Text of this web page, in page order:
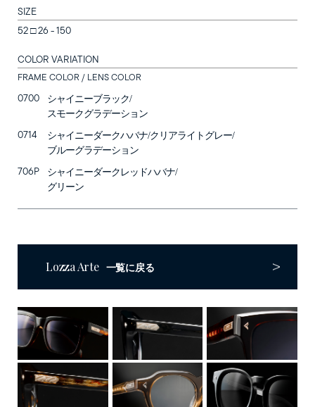
SUNGLASSES
OPTICAL
LOZZA
LOZZA ARTE
STORES
Online Store
SIZE
52 □ 26 - 150
COLOR VARIATION
FRAME COLOR / LENS COLOR
0700
シャイニーブラック/
スモークグラデーション
0714
シャイニーダークハバナ/クリアライトグレー/
ブルーグラデーション
706P
シャイニーダークレッドハバナ/
グリーン
Lozza Arte 一覧に戻る